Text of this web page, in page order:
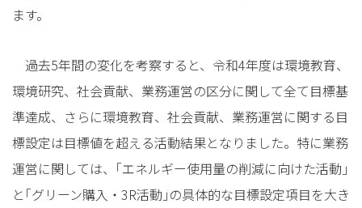
ます。
過去5年間の変化を考察すると、令和4年度は環境教育、
環境研究、社会貢献、業務運営の区分に関して全て目標基
準達成、さらに環境教育、社会貢献、業務運営に関する目
標設定は目標値を超える活動結果となりました。特に業務
運営に関しては、｢エネルギー使用量の削減に向けた活動｣
と｢グリーン購入・3R活動｣の具体的な目標設定項目を大き